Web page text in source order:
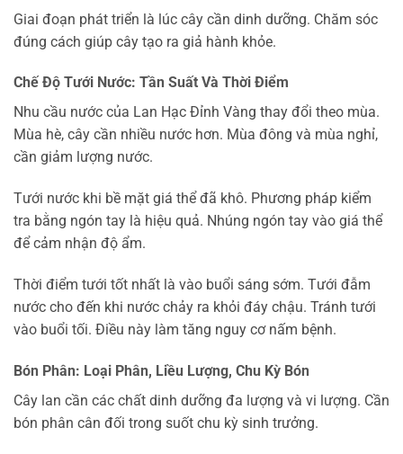
Giai đoạn phát triển là lúc cây cần dinh dưỡng. Chăm sóc
đúng cách giúp cây tạo ra giả hành khỏe.
Chế Độ Tưới Nước: Tần Suất Và Thời Điểm
Nhu cầu nước của Lan Hạc Đỉnh Vàng thay đổi theo mùa.
Mùa hè, cây cần nhiều nước hơn. Mùa đông và mùa nghỉ,
cần giảm lượng nước.
Tưới nước khi bề mặt giá thể đã khô. Phương pháp kiểm
tra bằng ngón tay là hiệu quả. Nhúng ngón tay vào giá thể
để cảm nhận độ ẩm.
Thời điểm tưới tốt nhất là vào buổi sáng sớm. Tưới đẫm
nước cho đến khi nước chảy ra khỏi đáy chậu. Tránh tưới
vào buổi tối. Điều này làm tăng nguy cơ nấm bệnh.
Bón Phân: Loại Phân, Liều Lượng, Chu Kỳ Bón
Cây lan cần các chất dinh dưỡng đa lượng và vi lượng. Cần
bón phân cân đối trong suốt chu kỳ sinh trưởng.